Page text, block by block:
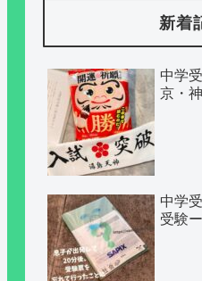
新着
中学
京・
中学
受験ー